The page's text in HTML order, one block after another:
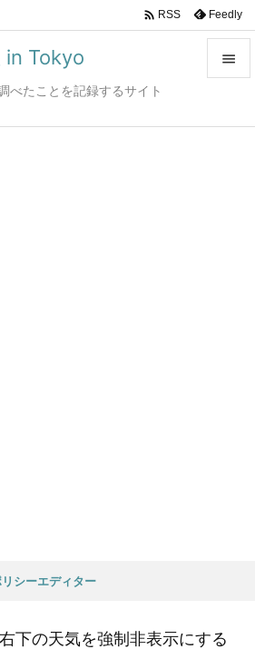
in Tokyo
べたことを記録するサイト

 RSS Feedly
シーエディター
下の天気を強制非表示にする